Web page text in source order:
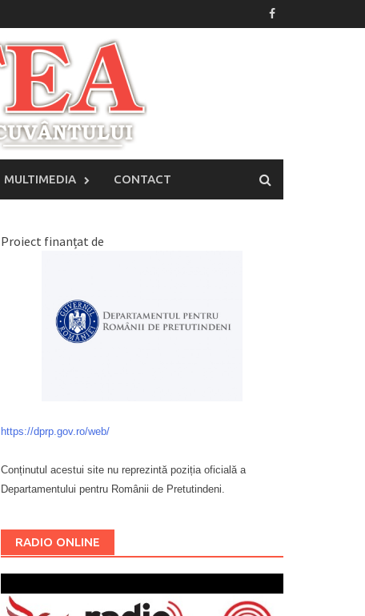
MULTIMEDIA CONTACT
Proiect finanțat de
https://dprp.gov.ro/web/
Conținutul acestui site nu reprezintă poziția oficială a
Departamentului pentru Românii de Pretutindeni.
RADIO ONLINE